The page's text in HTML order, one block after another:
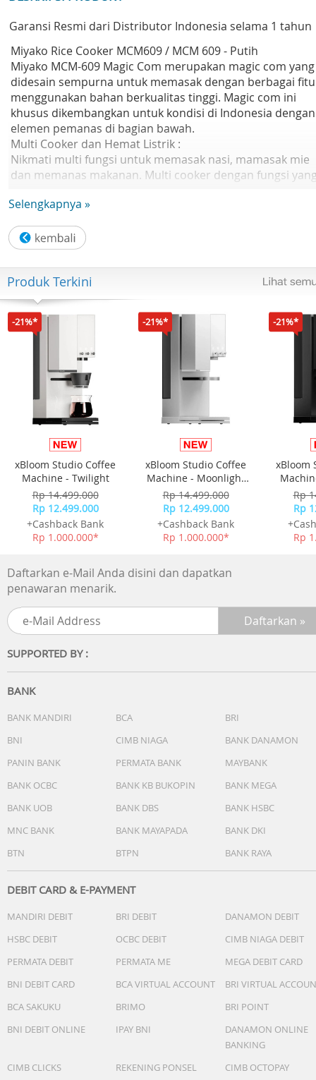
Garansi Resmi dari Distributor Indonesia selama 1 tahun
Miyako Rice Cooker MCM609 / MCM 609 - Putih
Miyako MCM-609 Magic Com merupakan magic com yang
didesain sempurna untuk memasak dengan berbagai
menggunakan bahan berkualitas tinggi. Magic com ini
khusus dikembangkan untuk kondisi di Indonesia dengan
elemen pemanas di bagian bawah.
Multi Cooker dan Hemat Listrik :
Nikmati multi fungsi untuk memasak nasi, mamasak mie
dan memanas makanan. Multi cooker dengan fungsi
menyiapkan banyak perangkat. Produk ini hanya
akan hemat listrik dan hemat biaya.
Kapasitas 1.85 L :
Kapasitas penanak nasinya mampu menampung hingga
0.63L. Multi cooker ini juga mampu menghangatkan
kapasitas 1.85 Lt.
Spesifikasi
Tipe : Rice Cooker
Material : Plastik
Kapasitas : 0.63Lt
Tegangan : 220
Konsumsi Daya : 300
Dimensi Produk : 22 x 22 x 24
Berat : 2
Kelengkapan Paket
Pengkukus Lain-lain :
Gelas Pengukur
Garansi
1 Tahun Garansi Resmi
Selengkapnya »
Produk Terkini
-21%*
xBloom Studio Coffee
Machine - Twilight
Rp 14.499.000
Rp 12.499.000
+Cashback Bank
Rp 1.000.000*
-21%*
xBloom Studio Coffee
Machine - Moonlight
White
Rp 14.499.000
Rp 12.499.000
+Cashback Bank
Rp 1.000.000*
-21%*
xBloom
Rp
Rp
Rp
Daftarkan e-Mail Anda disini dan dapatkan
penawaran menarik.
SUPPORTED BY :
BANK
BANK MANDIRI BCA
BRI
BNI
CIMB NIAGA
BANK DANAMON
PANIN BANK
PERMATA BANK
MAYBANK
BANK OCBC
BANK KB BUKOPIN
BANK MEGA
BANK UOB
BANK DBS
BANK HSBC
MNC BANK
BANK MAYAPADA
BANK DKI
BTN
BTPN BANK RAYA
DEBIT CARD & E-PAYMENT
MANDIRI DEBIT BRI DEBIT
DANAMON DEBIT
HSBC DEBIT
OCBC DEBIT
CIMB NIAGA DEBIT
PERMATA DEBIT
PERMATA ME
MEGA DEBIT CARD
BNI DEBIT CARD
BCA VIRTUAL ACCOUNT
BRI VIRTUAL
BCA SAKUKU
BRIMO
BRI POINT
BNI DEBIT ONLINE
IPAY BNI
DANAMON ONLINE
BANKING
CIMB CLICKS
REKENING PONSEL
CIMB OCTOPAY